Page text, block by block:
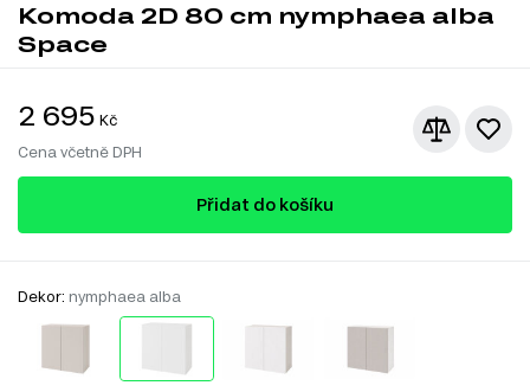
Komoda 2D 80 cm nymphaea alba
Space
2 695 Kč
Cena včetně DPH
Přidat do košíku
Dekor: nymphaea alba